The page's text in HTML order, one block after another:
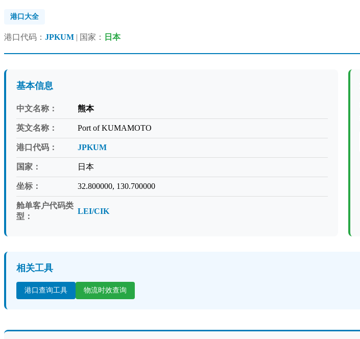
港口大全
港口代码： JPKUM | 国家： 日本
基本信息
中文名称： 熊本
英文名称： Port of KUMAMOTO
港口代码： JPKUM
国家： 日本
坐标： 32.800000, 130.700000
舱单客户代码类
型：
LEI/CIK
相关工具
港口查询工具 物流时效查询